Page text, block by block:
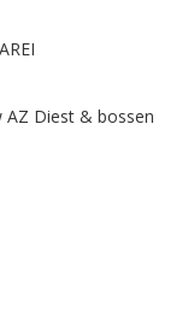
AZ Diest & bossen